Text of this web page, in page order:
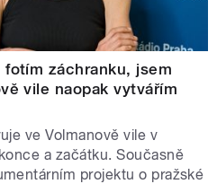
záchranku, jsem
vile naopak vytvářím
ve Volmanově vile v
a začátku. Současně
projektu o pražské